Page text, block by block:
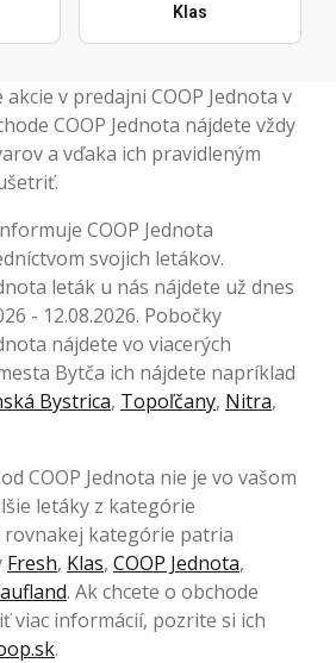
Klas
v predajni COOP Jednota v
COOP Jednota nájdete vždy
a vďaka ich pravidleným
COOP Jednota
svojich letákov.
leták u nás nájdete už dnes
- 12.08.2026. Pobočky
nájdete vo viacerých
Bytča ich nájdete napríklad
Bystrica, Topoľčany, Nitra,
COOP Jednota nie je vo vašom
letáky z kategórie
rovnakej kategórie patria
Fresh, Klas, COOP Jednota,
. Ak chcete o obchode
viac informácií, pozrite si ich
.